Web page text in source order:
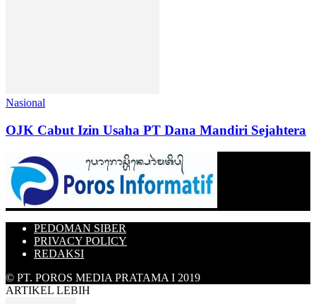
Nasional
OJK Cabut Izin Usaha PT Dana Mandiri Sejahtera
PEDOMAN SIBER
PRIVACY POLICY
REDAKSI
© PT. POROS MEDIA PRATAMA I 2019
ARTIKEL LEBIH